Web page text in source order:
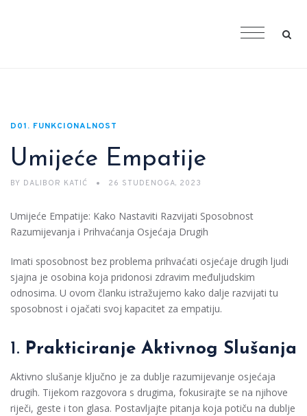
D01. FUNKCIONALNOST
Umijeće Empatije
BY DALIBOR KATIĆ 26 STUDENOGA, 2023
Umijeće Empatije: Kako Nastaviti Razvijati Sposobnost
Razumijevanja i Prihvaćanja Osjećaja Drugih
Imati sposobnost bez problema prihvaćati osjećaje drugih ljudi
sjajna je osobina koja pridonosi zdravim međuljudskim
odnosima. U ovom članku istražujemo kako dalje razvijati tu
sposobnost i ojačati svoj kapacitet za empatiju.
1. Prakticiranje Aktivnog Slušanja
Aktivno slušanje ključno je za dublje razumijevanje osjećaja
drugih. Tijekom razgovora s drugima, fokusirajte se na njihove
riječi, geste i ton glasa. Postavljajte pitanja koja potiču na dublje